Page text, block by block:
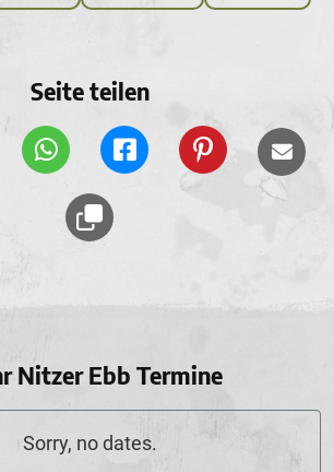
Seite teilen
Nitzer Ebb Termine
Sorry, no dates.